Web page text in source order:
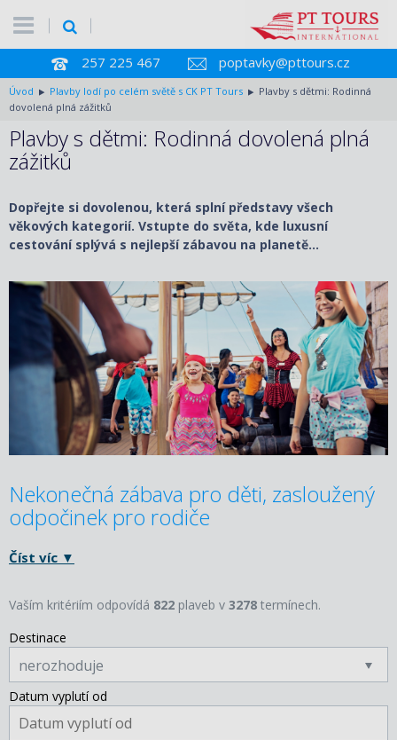
257 225 467 poptavky@pttours.cz
Úvod Plavby lodí po celém světě s CK PT Tours
Plavby s dětmi: Rodinná
dovolená plná zážitků
Plavby s dětmi: Rodinná dovolená plná
zážitků
Dopřejte si dovolenou, která splní představy všech
věkových kategorií. Vstupte do světa, kde luxusní
cestování splývá s nejlepší zábavou na planetě…
Nekonečná zábava pro děti, zasloužený
odpočinek pro rodiče
Číst víc ▼
Vaším kritériím odpovídá 822 plaveb v 3278 termínech.
Destinace
nerozhoduje
Datum vyplutí od